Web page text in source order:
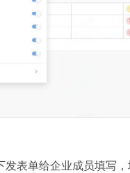
表单给企业成员填写